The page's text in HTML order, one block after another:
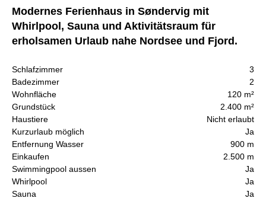
Modernes Ferienhaus in Søndervig mit
Whirlpool, Sauna und Aktivitätsraum für
erholsamen Urlaub nahe Nordsee und Fjord.
Schlafzimmer
3
Badezimmer
2
Wohnfläche
120 m²
Grundstück
2.400 m²
Haustiere
Nicht erlaubt
Kurzurlaub möglich
Ja
Entfernung Wasser
900 m
Einkaufen
2.500 m
Swimmingpool aussen
Ja
Whirlpool
Ja
Sauna
Ja